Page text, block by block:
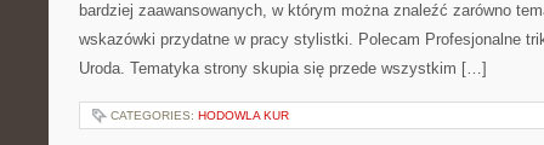
bardziej zaawansowanych, w którym można znaleźć zarówno
wskazówki przydatne w pracy stylistki. Polecam Profesjonalne
Uroda. Tematyka strony skupia się przede wszystkim […]
CATEGORIES: HODOWLA KUR